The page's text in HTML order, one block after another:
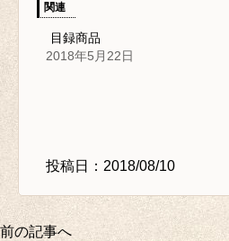
関連
目録商品
2018年5月22日
投稿日：2018/08/10
前の記事へ